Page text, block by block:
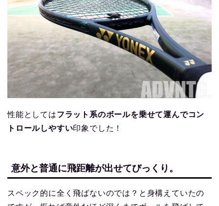
性能としてはフラット系のボールを乗せて運んでコン
トロールしやすい印象でした！
意外と普通に飛距離が出せてびっくり。
スペック的に全く飛ばないのでは？と身構えていたの